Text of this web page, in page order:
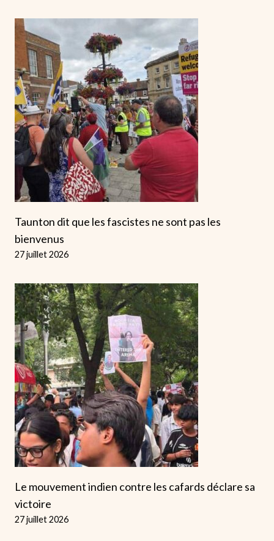
Taunton dit que les fascistes ne sont pas les
bienvenus
27 juillet 2026
Le mouvement indien contre les cafards déclare sa
victoire
27 juillet 2026